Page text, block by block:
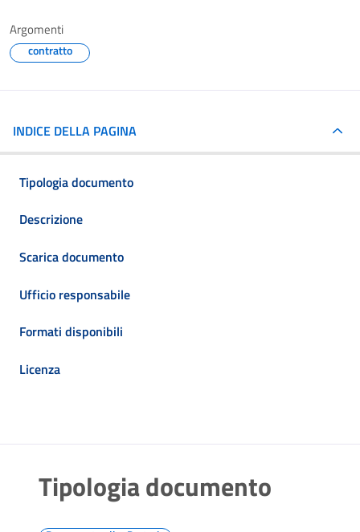
Argomenti
contratto
INDICE DELLA PAGINA
Tipologia documento
Descrizione
Scarica documento
Ufficio responsabile
Formati disponibili
Licenza
Tipologia documento